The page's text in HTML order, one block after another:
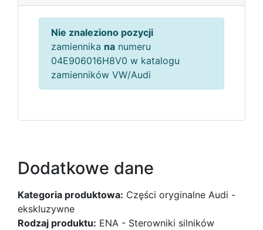
Nie znaleziono pozycji
zamiennika na numeru
04E906016H8V0 w katalogu
zamienników VW/Audi
Dodatkowe dane
Kategoria produktowa: Części oryginalne Audi -
ekskluzywne
Rodzaj produktu: ENA - Sterowniki silników